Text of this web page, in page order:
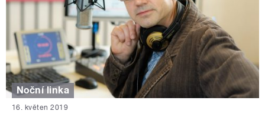
Noční linka
16. květen 2019